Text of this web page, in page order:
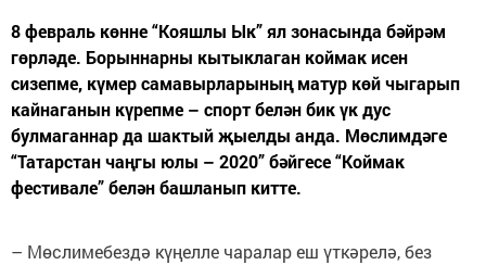
8 февраль көнне “Кояшлы Ык” ял зонасында бәйрәм
гөрләде. Борыннарны кытыклаган коймак исен
сизепме, күмер самавырларының матур көй чыгарып
кайнаганын күрепме – спорт белән бик үк дус
булмаганнар да шактый җыелды анда. Мөслимдәге
“Татарстан чаңгы юлы – 2020” бәйгесе “Коймак
фестивале” белән башланып китте.
– Мөслимебездә күңелле чаралар еш үткәрелә, без